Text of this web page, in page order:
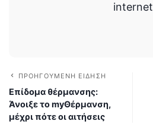
internet
ΠΡΟΗΓΟΎΜΕΝΗ ΕΊΔΗΣΗ
Επίδομα θέρμανσης:
Άνοιξε το myΘέρμανση,
μέχρι πότε οι αιτήσεις